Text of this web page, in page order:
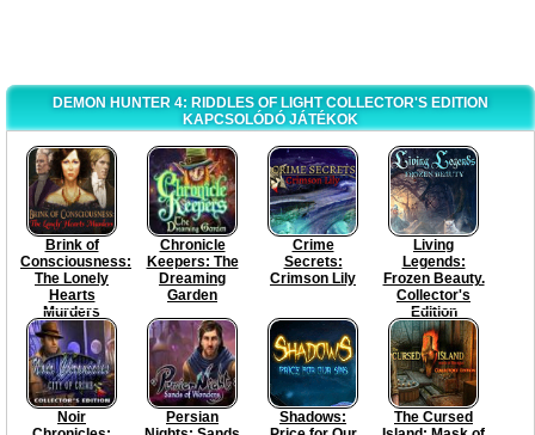
DEMON HUNTER 4: RIDDLES OF LIGHT COLLECTOR'S EDITION
KAPCSOLÓDÓ JÁTÉKOK
Brink of
Consciousness:
The Lonely
Hearts
Murders
Chronicle
Keepers: The
Dreaming
Garden
Crime
Secrets:
Crimson Lily
Living
Legends:
Frozen Beauty.
Collector's
Edition
Noir
Persian
Shadows:
The Cursed